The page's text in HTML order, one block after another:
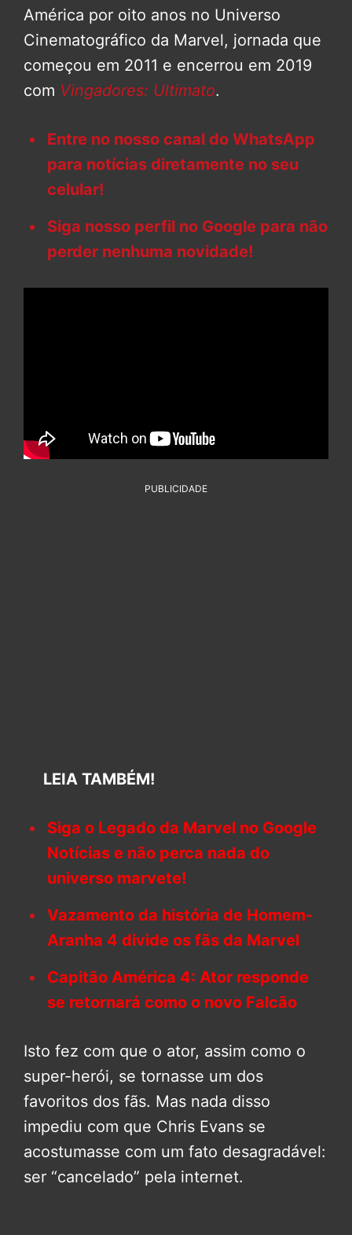
América por oito anos no Universo
Cinematográfico da Marvel, jornada que
começou em 2011 e encerrou em 2019
com Vingadores: Ultimato.
Entre no nosso canal do WhatsApp
para notícias diretamente no seu
celular!
Siga nosso perfil no Google para não
perder nenhuma novidade!
PUBLICIDADE
LEIA TAMBÉM!
Siga o Legado da Marvel no Google
Notícias e não perca nada do
universo marvete!
Vazamento da história de Homem-
Aranha 4 divide os fãs da Marvel
Capitão América 4: Ator responde
se retornará como o novo Falcão
Isto fez com que o ator, assim como o
super-herói, se tornasse um dos
favoritos dos fãs. Mas nada disso
impediu com que Chris Evans se
acostumasse com um fato desagradável:
ser “cancelado” pela internet.